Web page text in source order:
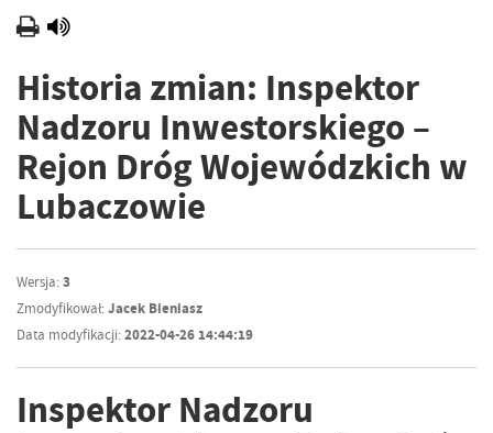
Historia zmian: Inspektor
Nadzoru Inwestorskiego –
Rejon Dróg Wojewódzkich w
Lubaczowie
Wersja:3
Zmodyfikował:Jacek Bieniasz
Data modyfikacji:2022-04-26 14:44:19
Inspektor Nadzoru